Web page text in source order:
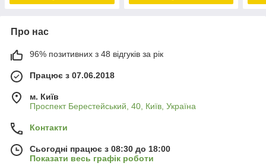
Про нас
96% позитивних з 48 відгуків за рік
Працює з 07.06.2018
м. Київ
Проспект Берестейський, 40, Київ, Україна
Контакти
Сьогодні працює з 08:30 до 18:00
Показати весь графік роботи